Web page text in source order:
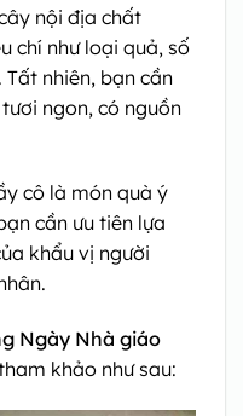
nội địa chất
chí như loại quả, số
nhiên, bạn cần
ngon, có nguồn
cô là món quà ý
cần ưu tiên lựa
khẩu vị người
Ngày Nhà giáo
khảo như sau: